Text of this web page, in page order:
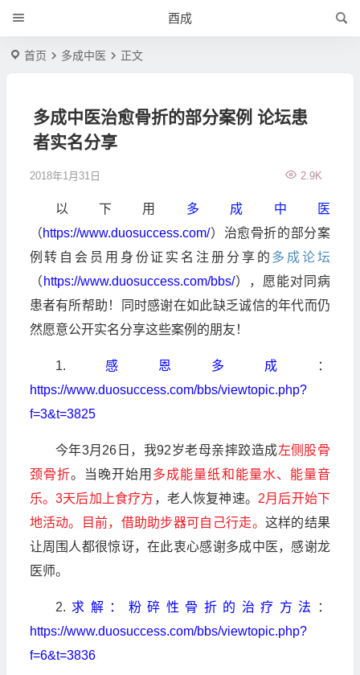
酉成
首页 多成中医 正文
多成中医治愈骨折的部分案例 论坛患
者实名分享
2018年1月31日 2.9K
以下用 多成中医
（https://www.duosuccess.com/）治愈骨折的部分案
例转自会员用身份证实名注册分享的 多成论坛
（ https://www.duosuccess.com/bbs/），愿能对同病
患者有所帮助！同时感谢在如此缺乏诚信的年代而仍
然愿意公开实名分享这些案例的朋友！
1. 感恩多成
：
https://www.duosuccess.com/bbs/viewtopic.php?
f=3&t=3825
今年3月26日，我92岁老母亲摔跤造成左侧股骨
颈骨折。当晚开始用 多成能量纸和能量水、能量音
乐。3天后加上食疗方 ，老人恢复神速。 2月后开始下
地活动。目前，借助助步器可自己行走。 这样的结果
让周围人都很惊讶，在此衷心感谢多成中医，感谢龙
医师。
2. 求解：粉碎性骨折的治疗方法
：
https://www.duosuccess.com/bbs/viewtopic.php?
f=6&t=3836